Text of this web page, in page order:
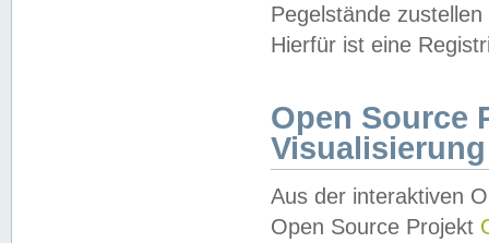
Pegelstände
Hierfür ist eine
Open Source
Visualisierung
Aus der interaktiven
Open Source Projekt